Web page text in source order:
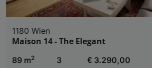
1180 Wien
Maison 14 - The Elegant
89 m2
3 € 3.290,00